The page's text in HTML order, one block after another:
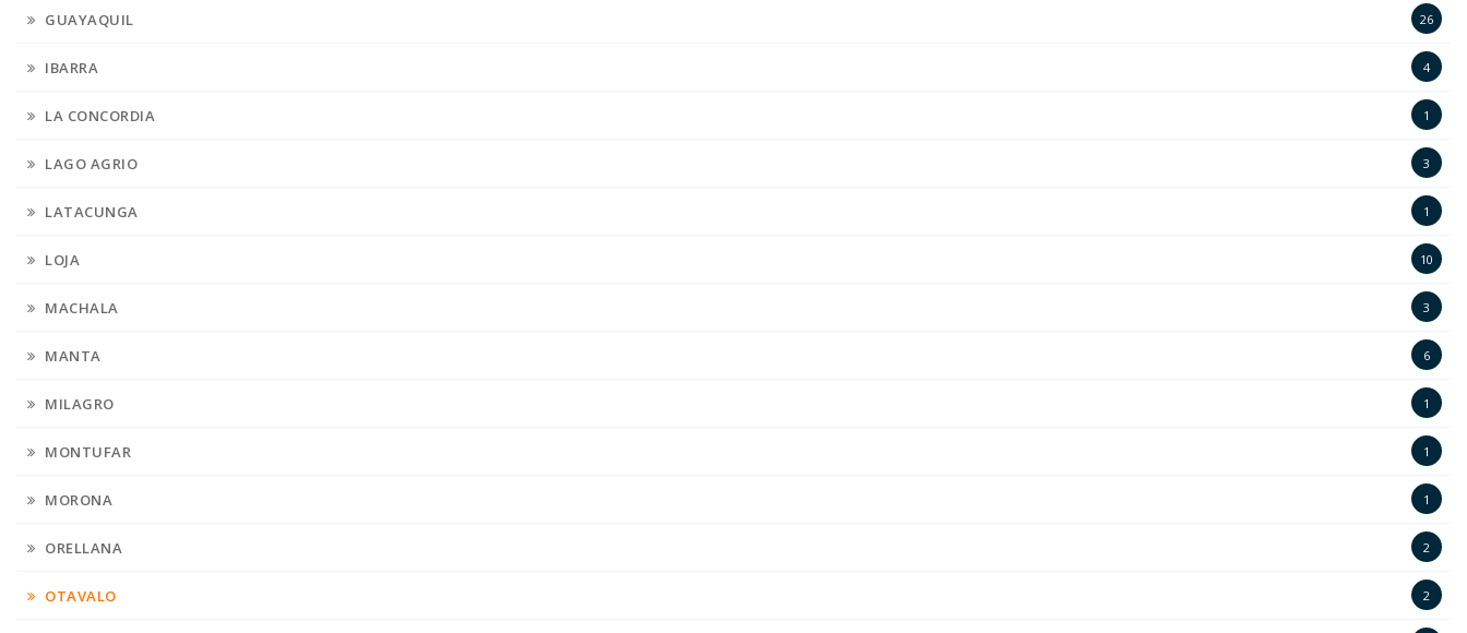
GUAYAQUIL 26
IBARRA 4
LA CONCORDIA 1
LAGO AGRIO 3
LATACUNGA 1
LOJA 10
MACHALA 3
MANTA 6
MILAGRO 1
MONTUFAR 1
MORONA 1
ORELLANA 2
OTAVALO 2